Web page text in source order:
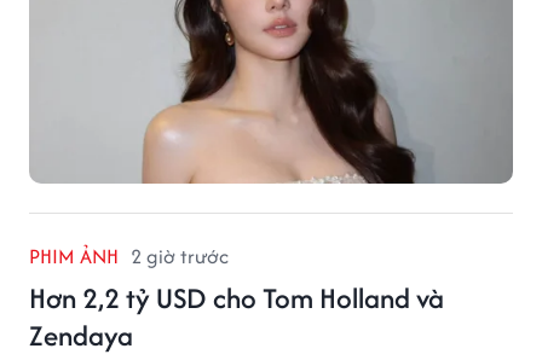
PHIM ẢNH 2 giờ trước
Hơn 2,2 tỷ USD cho Tom Holland và
Zendaya